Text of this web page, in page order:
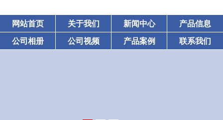
网站首页 关于我们 新闻中心 产品信息
公司相册 公司视频 产品案例 联系我们